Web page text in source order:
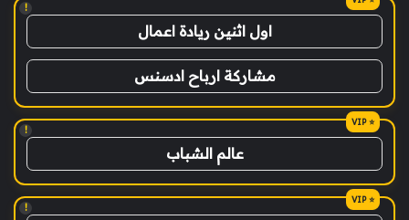
!
اول اثنين ريادة اعمال
مشاركة ارباح ادسنس
!
عالم الشباب
!